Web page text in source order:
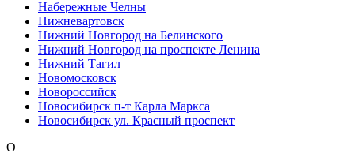
Набережные Челны
Нижневартовск
Нижний Новгород на Белинского
Нижний Новгород на проспекте Ленина
Нижний Тагил
Новомосковск
Новороссийск
Новосибирск п-т Карла Маркса
Новосибирск ул. Красный проспект
О